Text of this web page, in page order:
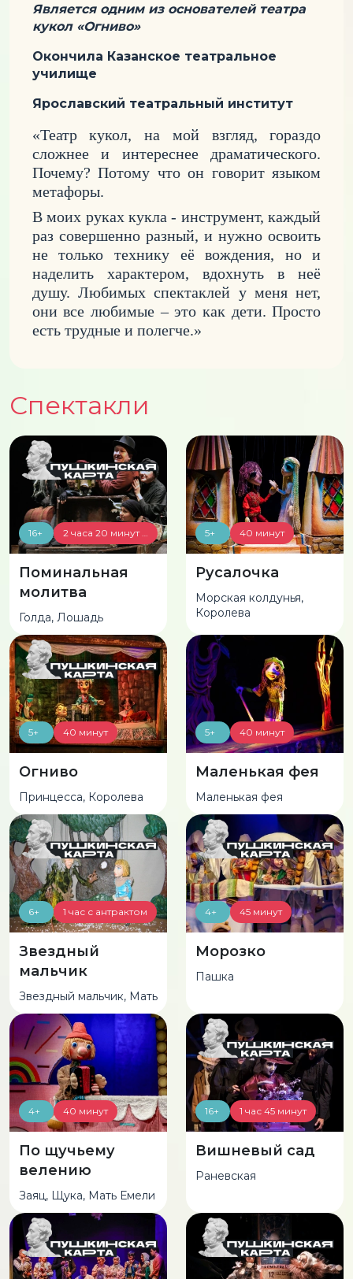
Является одним из основателей театра
кукол «Огниво»
Окончила Казанское театральное
училище
Ярославский театральный институт
«Театр кукол, на мой взгляд, гораздо
сложнее и интереснее драматического.
Почему? Потому что он говорит языком
метафоры.
В моих руках кукла - инструмент, каждый
раз совершенно разный, и нужно освоить
не только технику её вождения, но и
наделить характером, вдохнуть в неё
душу. Любимых спектаклей у меня нет,
они все любимые – это как дети. Просто
есть трудные и полегче.»
Спектакли
16+
Поминальная
молитва
Голда, Лошадь
5+ 40 минут
Русалочка
Морская колдунья,
Королева
5+ 40 минут
Огниво
Принцесса, Королева
5+ 40 минут
Маленькая фея
Маленькая фея
6+ 1 час с антрактом
Звездный
мальчик
Звездный мальчик, Мать
4+ 45 минут
Морозко
Пашка
4+ 40 минут
По щучьему
велению
Заяц, Щука, Мать Емели
16+ 1 час 45 минут
Вишневый сад
Раневская